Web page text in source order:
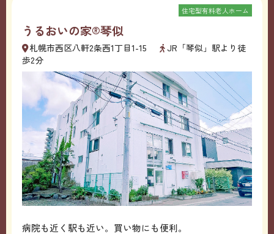
うるおいの家®琴似
住宅型有料老人ホーム
札幌市西区八軒2条西1丁目1-15
JR「琴似」駅より徒
歩2分
病院も近く駅も近い。買い物にも便利。